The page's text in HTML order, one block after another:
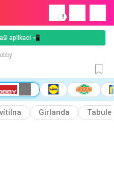
!
aplikaci 📲
Girlanda Tabule